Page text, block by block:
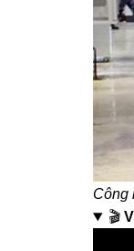
Công
🎬